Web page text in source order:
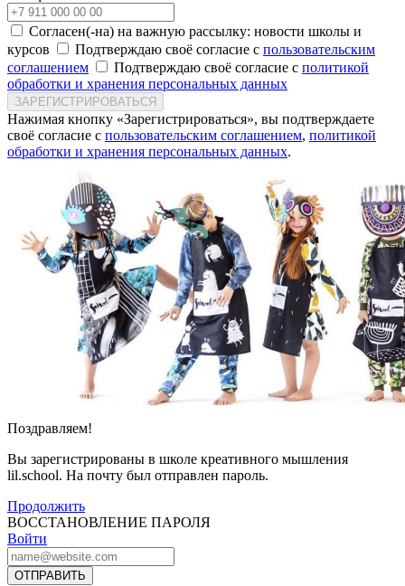
Согласен(-на) на важную рассылку: новости школы и
курсов
Подтверждаю своё согласие с пользовательским
соглашением
Подтверждаю своё согласие с политикой
обработки и хранения персональных данных
ЗАРЕГИСТРИРОВАТЬСЯ
Нажимая кнопку «Зарегистрироваться», вы подтверждаете
своё согласие с пользовательским соглашением, политикой
обработки и хранения персональных данных.
Поздравляем!
Вы зарегистрированы в школе креативного мышления
lil.school. На почту был отправлен пароль.
Продолжить
ВОССТАНОВЛЕНИЕ ПАРОЛЯ
Войти
ОТПРАВИТЬ